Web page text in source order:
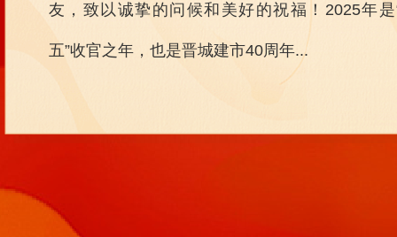
友，致以诚挚的问候和美好的祝福！2025年是
五”收官之年，也是晋城建市40周年...